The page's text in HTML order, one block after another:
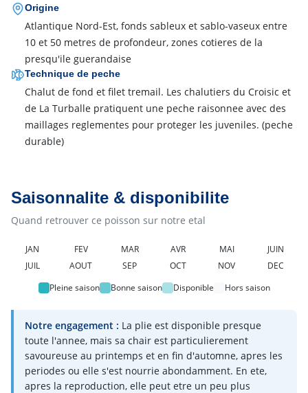
Origine
Atlantique Nord-Est, fonds sableux et sablo-vaseux entre
10 et 50 metres de profondeur, zones cotieres de la
presqu'ile guerandaise
Technique de peche
Chalut de fond et filet tremail. Les chalutiers du Croisic et
de La Turballe pratiquent une peche raisonnee avec des
maillages reglementes pour proteger les juveniles. (peche
durable)
Saisonnalite & disponibilite
Quand retrouver ce poisson sur notre etal
JAN FEV MAR AVR MAI
JUIN
JUIL
AOUT SEP OCT NOV
DEC
Pleine saison
Bonne saison Disponible Hors saison
Notre engagement : La plie est disponible presque
toute l'annee, mais sa chair est particulierement
savoureuse au printemps et en fin d'automne, apres les
periodes ou elle s'est nourrie abondamment. En ete,
apres la reproduction, elle peut etre un peu plus